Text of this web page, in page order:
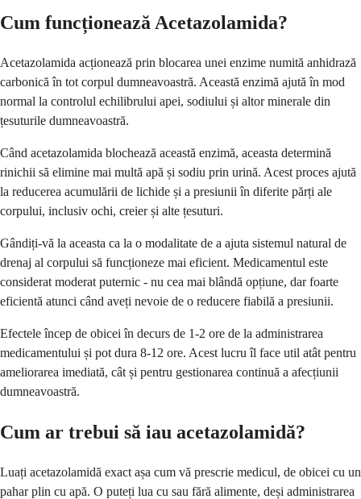
Cum funcționează Acetazolamida?
Acetazolamida acționează prin blocarea unei enzime numită anhidrază
carbonică în tot corpul dumneavoastră. Această enzimă ajută în mod
normal la controlul echilibrului apei, sodiului și altor minerale din
țesuturile dumneavoastră.
Când acetazolamida blochează această enzimă, aceasta determină
rinichii să elimine mai multă apă și sodiu prin urină. Acest proces ajută
la reducerea acumulării de lichide și a presiunii în diferite părți ale
corpului, inclusiv ochi, creier și alte țesuturi.
Gândiți-vă la aceasta ca la o modalitate de a ajuta sistemul natural de
drenaj al corpului să funcționeze mai eficient. Medicamentul este
considerat moderat puternic - nu cea mai blândă opțiune, dar foarte
eficientă atunci când aveți nevoie de o reducere fiabilă a presiunii.
Efectele încep de obicei în decurs de 1-2 ore de la administrarea
medicamentului și pot dura 8-12 ore. Acest lucru îl face util atât pentru
ameliorarea imediată, cât și pentru gestionarea continuă a afecțiunii
dumneavoastră.
Cum ar trebui să iau acetazolamidă?
Luați acetazolamidă exact așa cum vă prescrie medicul, de obicei cu un
pahar plin cu apă. O puteți lua cu sau fără alimente, deși administrarea